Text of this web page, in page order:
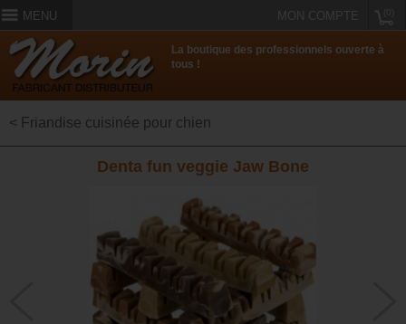
MENU MON COMPTE
La boutique des professionnels ouverte à
tous !
< Friandise cuisinée pour chien
Denta fun veggie Jaw Bone